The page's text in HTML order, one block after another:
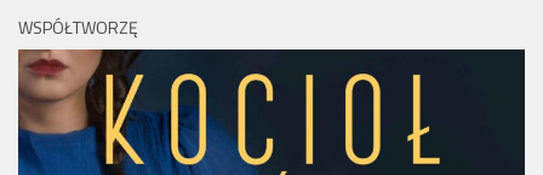
WSPÓŁTWORZĘ